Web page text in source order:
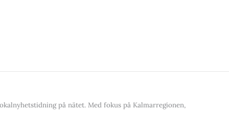
på nätet. Med fokus på Kalmarregionen,